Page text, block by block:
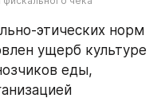
этических норм
ущерб культуре